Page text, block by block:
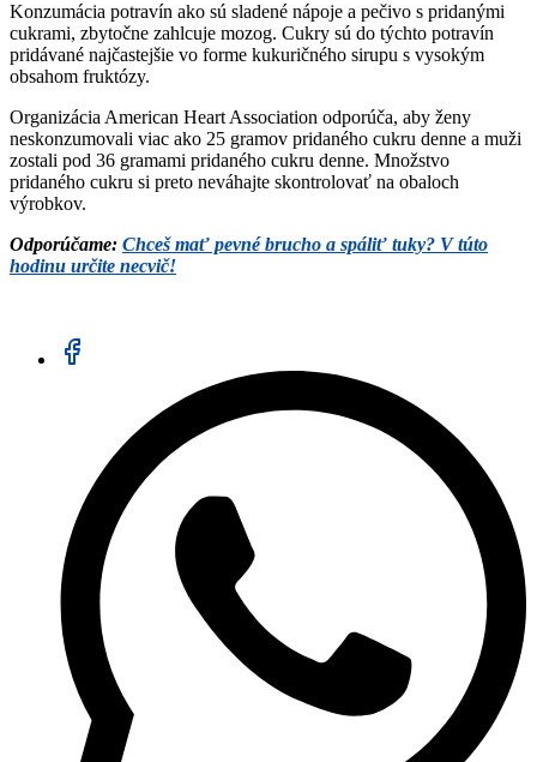
Konzumácia potravín ako sú sladené nápoje a pečivo s pridanými
cukrami, zbytočne zahlcuje mozog. Cukry sú do týchto potravín
pridávané najčastejšie vo forme kukuričného sirupu s vysokým
obsahom fruktózy.
Organizácia American Heart Association odporúča, aby ženy
neskonzumovali viac ako 25 gramov pridaného cukru denne a muži
zostali pod 36 gramami pridaného cukru denne. Množstvo
pridaného cukru si preto neváhajte skontrolovať na obaloch
výrobkov.
Odporúčame: Chceš mať pevné brucho a spáliť tuky? V túto
hodinu určite necvič!